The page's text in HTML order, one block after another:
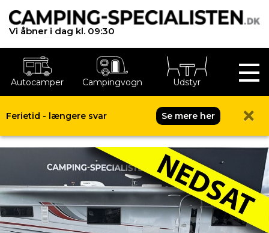
Vi åbner i dag kl. 09:30
Autocamper Campingvogn Udstyr
Ferietid - længere svar Se mere her
Kabe Imperial 1000 TDL E8/DL